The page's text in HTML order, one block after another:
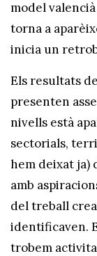
model
torna a
inicia un
Els resultats
presenten
nivells està
sectorials,
hem deixat ja)
amb
del treball
identificaven.
trobem